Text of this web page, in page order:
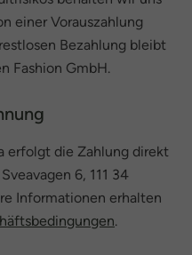
einer Vorauszahlung
Bezahlung bleibt
Fashion GmbH.
erfolgt die Zahlung direkt
6, 111 34
Informationen erhalten
.